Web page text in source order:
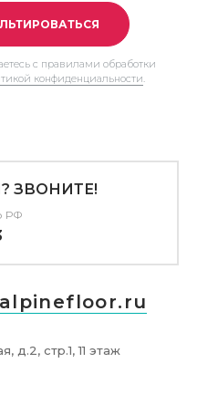
с правилами обработки
конфиденциальности.
ЗВОНИТЕ!
РФ
д.2, стр.1, 11 этаж